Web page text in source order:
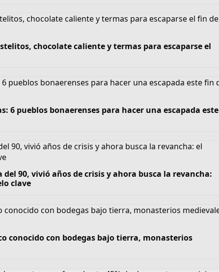
chocolate caliente y termas para escaparse el
6 pueblos bonaerenses para hacer una escapada este
90, vivió años de crisis y ahora busca la revancha:
clave
conocido con bodegas bajo tierra, monasterios